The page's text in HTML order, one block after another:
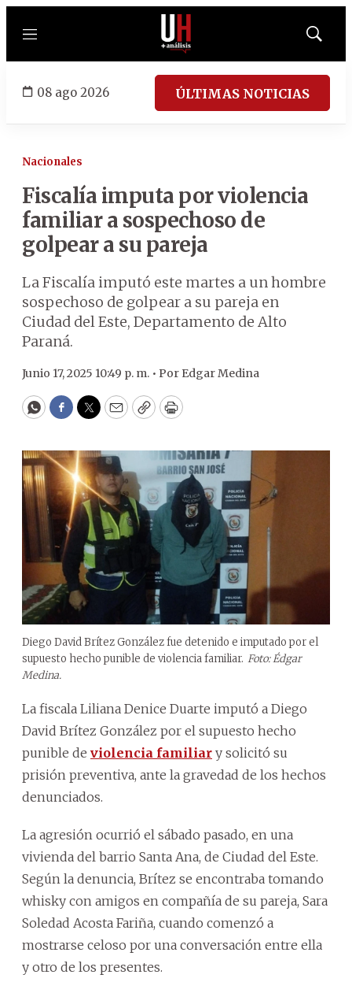
Menú
Mostrar
08 ago 2026 ÚLTIMAS NOTICIAS
Nacionales
Fiscalía imputa por violencia
familiar a sospechoso de
golpear a su pareja
La Fiscalía imputó este martes a un hombre
sospechoso de golpear a su pareja en
Ciudad del Este, Departamento de Alto
Paraná.
Junio 17, 2025 10:49 p. m. • Por Edgar Medina
WhatsApp
Facebook
Twitter
EmailCopyPrint
Diego David Brítez González fue detenido e imputado por el
supuesto hecho punible de violencia familiar. Foto: Édgar
Medina.
La fiscala Liliana Denice Duarte imputó a Diego
David Brítez González por el supuesto hecho
punible de violencia familiar y solicitó su
prisión preventiva, ante la gravedad de los hechos
denunciados.
La agresión ocurrió el sábado pasado, en una
vivienda del barrio Santa Ana, de Ciudad del Este.
Según la denuncia, Brítez se encontraba tomando
whisky con amigos en compañía de su pareja, Sara
Soledad Acosta Fariña, cuando comenzó a
mostrarse celoso por una conversación entre ella
y otro de los presentes.